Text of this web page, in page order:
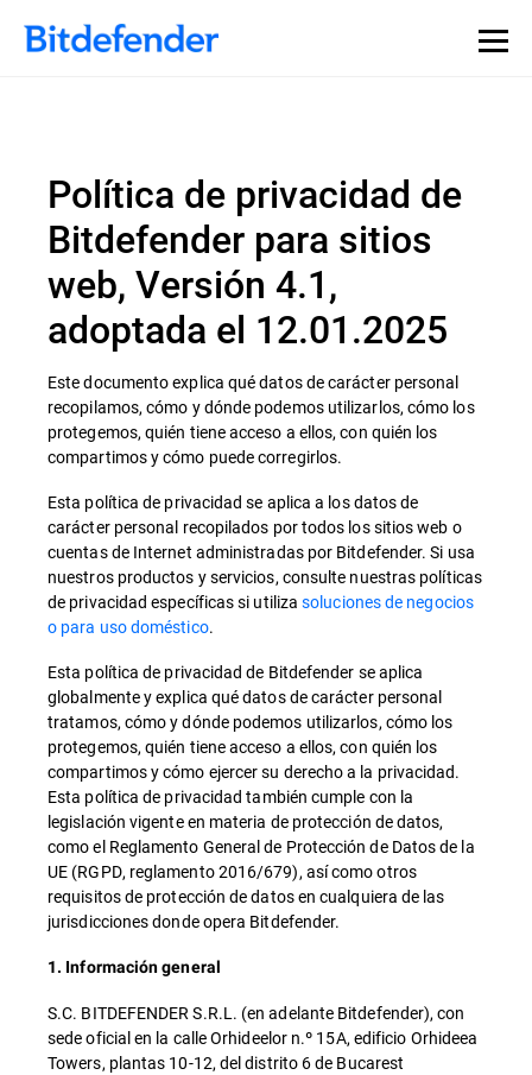
Política de privacidad de
Bitdefender para sitios
web, Versión 4.1,
adoptada el 12.01.2025
Este documento explica qué datos de carácter personal
recopilamos, cómo y dónde podemos utilizarlos, cómo los
protegemos, quién tiene acceso a ellos, con quién los
compartimos y cómo puede corregirlos.
Esta política de privacidad se aplica a los datos de
carácter personal recopilados por todos los sitios web o
cuentas de Internet administradas por Bitdefender. Si usa
nuestros productos y servicios, consulte nuestras políticas
de privacidad específicas si utilizasoluciones de negocios
o para uso doméstico.
Esta política de privacidad de Bitdefender se aplica
globalmente y explica qué datos de carácter personal
tratamos, cómo y dónde podemos utilizarlos, cómo los
protegemos, quién tiene acceso a ellos, con quién los
compartimos y cómo ejercer su derecho a la privacidad.
Esta política de privacidad también cumple con la
legislación vigente en materia de protección de datos,
como el Reglamento General de Protección de Datos de la
UE (RGPD, reglamento 2016/679), así como otros
requisitos de protección de datos en cualquiera de las
jurisdicciones donde opera Bitdefender.
1. Información general
S.C. BITDEFENDER S.R.L. (en adelante Bitdefender), con
sede oficial en la calle Orhideelor n.º 15A, edificio Orhideea
Towers, plantas 10-12, del distrito 6 de Bucarest